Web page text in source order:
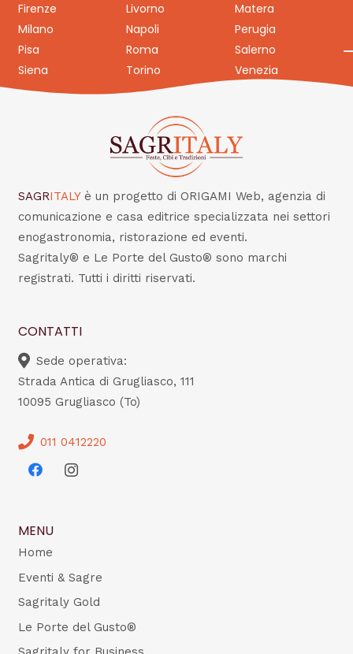
Firenze
Livorno
Matera
Milano
Napoli
Perugia
Pisa
Roma
Salerno
Siena
Torino Venezia
SAGRITALY è un progetto di ORIGAMI Web, agenzia di
comunicazione e casa editrice specializzata nei settori
enogastronomia, ristorazione ed eventi.
Sagritaly® e Le Porte del Gusto® sono marchi
registrati. Tutti i diritti riservati.
CONTATTI
Sede operativa:
Strada Antica di Grugliasco, 111
10095 Grugliasco (To)
011 0412220
MENU
Home
Eventi & Sagre
Sagritaly Gold
Le Porte del Gusto®